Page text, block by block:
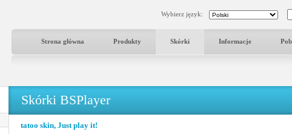
Wybierz język:
Strona główna Produkty Skórki Informacje
Skórki BSPlayer
tatoo skin, Just play it!